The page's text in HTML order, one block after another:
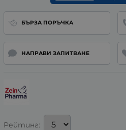
БЪРЗА ПОРЪЧКА
НАПРАВИ ЗАПИТВАНЕ
Рейтинг: